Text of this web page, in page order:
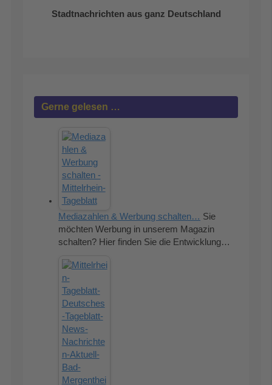
Stadtnachrichten aus ganz Deutschland
Gerne gelesen …
Mediazahlen & Werbung schalten… Sie
möchten Werbung in unserem Magazin
schalten? Hier finden Sie die Entwicklung…